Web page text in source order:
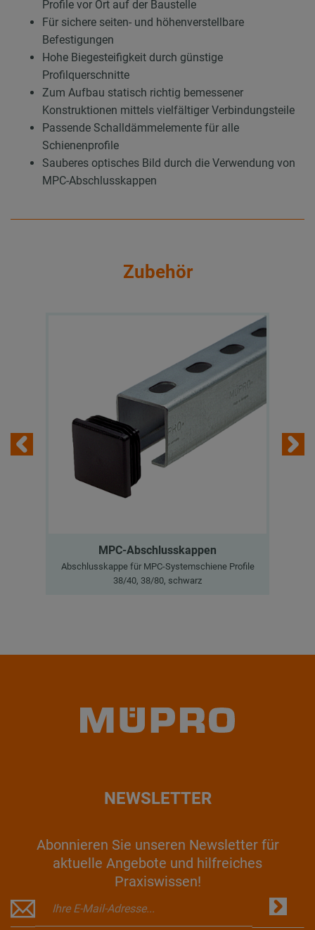
Profile vor Ort auf der Baustelle
Für sichere seiten- und höhenverstellbare
Befestigungen
Hohe Biegesteifigkeit durch günstige
Profilquerschnitte
Zum Aufbau statisch richtig bemessener
Konstruktionen mittels vielfältiger Verbindungsteile
Passende Schalldämmelemente für alle
Schienenprofile
Sauberes optisches Bild durch die Verwendung von
MPC-Abschlusskappen
Zubehör
MPC-Abschlusskappen
Abschlusskappe für MPC-Systemschiene Profile
38/40, 38/80, schwarz
NEWSLETTER
Abonnieren Sie unseren Newsletter für
aktuelle Angebote und hilfreiches
Praxiswissen!